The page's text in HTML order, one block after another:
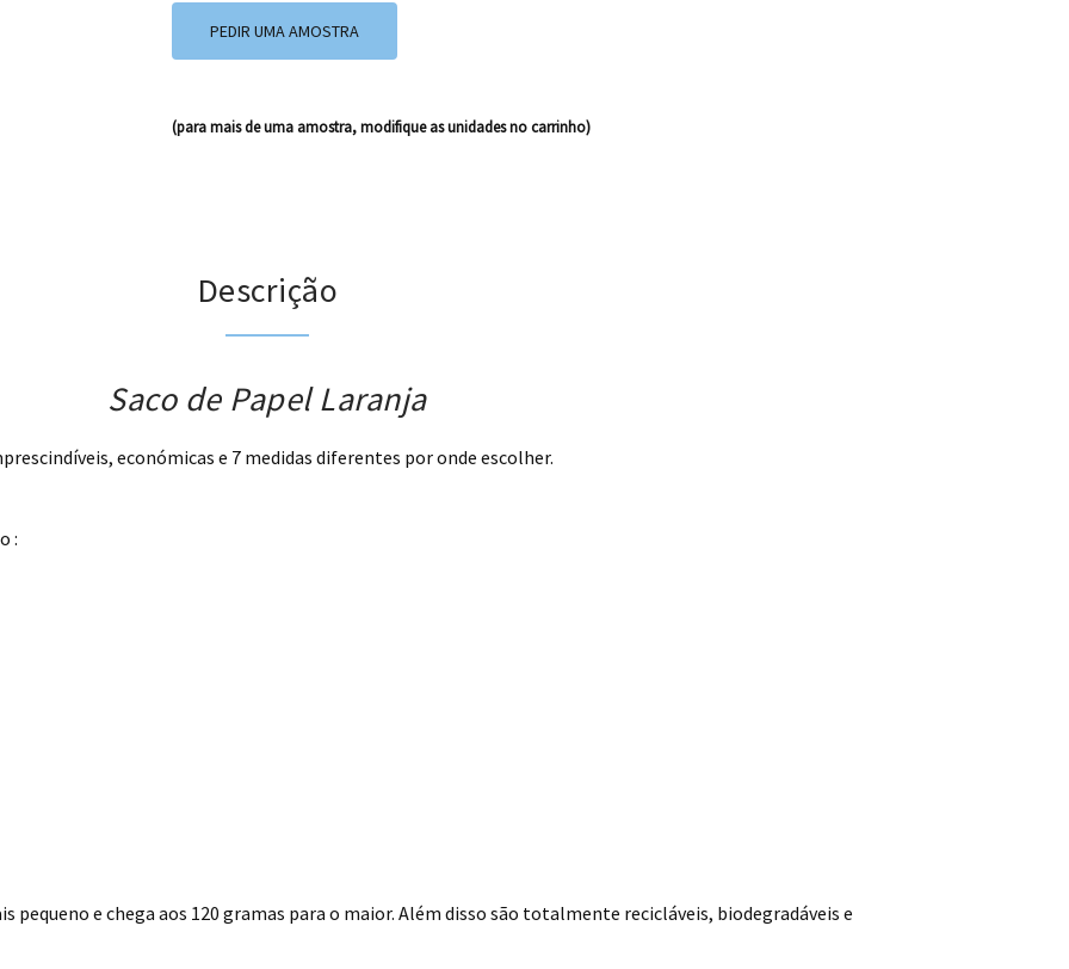
PEDIR UMA AMOSTRA
(para mais de uma amostra, modifique as unidades no carrinho)
Descrição
Saco de Papel Laranja
económicas e 7 medidas diferentes por onde escolher.
:
pequeno e chega aos 120 gramas para o maior. Além disso são totalmente recicláveis, biodegradáveis e